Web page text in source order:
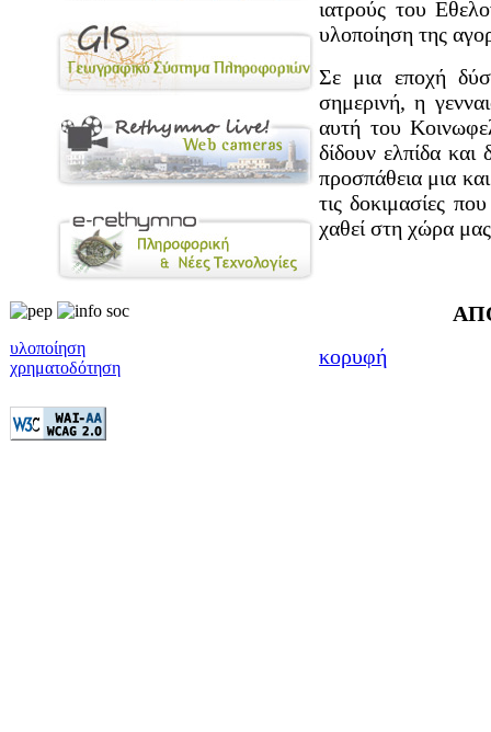
υλοποίηση
χρηματοδότηση
ιατρούς του
υλοποίηση της
Σε μια εποχή
σημερινή, η
αυτή του
δίδουν ελπίδα
προσπάθεια μια
τις δοκιμασίες
χαθεί στη χώρα
κορυφή